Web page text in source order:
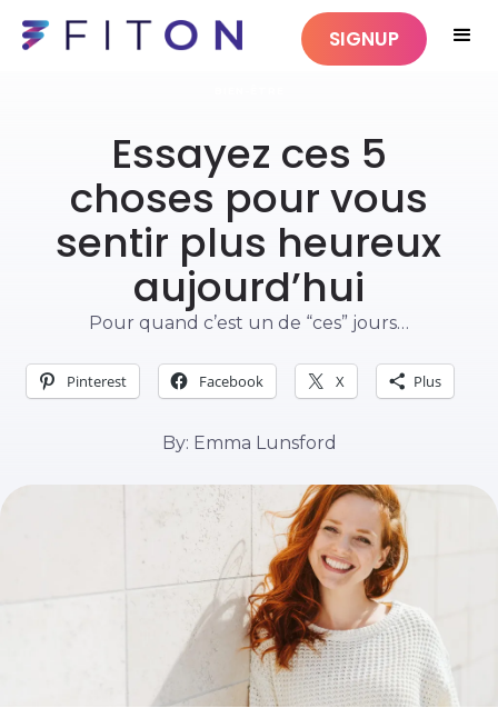
SIGNUP
Essayez ces 5
choses pour vous
sentir plus heureux
aujourd’hui
Pour quand c’est un de “ces” jours…
Pinterest Facebook X Plus
By: Emma Lunsford